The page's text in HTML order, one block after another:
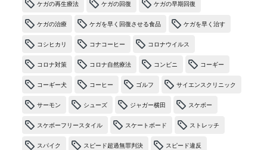
ケガの再生療法 ケガの回復 ケガの早期回復
ケガの治療 ケガを早く回復させる食品 ケガを早く治す
コシヒカリ コナコーヒー コロナウイルス
コロナ対策 コロナ自然療法 コンビニ コーギー
コーギー犬 コーヒー ゴルフ サイエンスクリニック
サーモン シューズ ジャガー横田 スケボー
スケボーフリースタイル スケートボード ストレッチ
スパイク スピード超過無罪判決 スピード違反